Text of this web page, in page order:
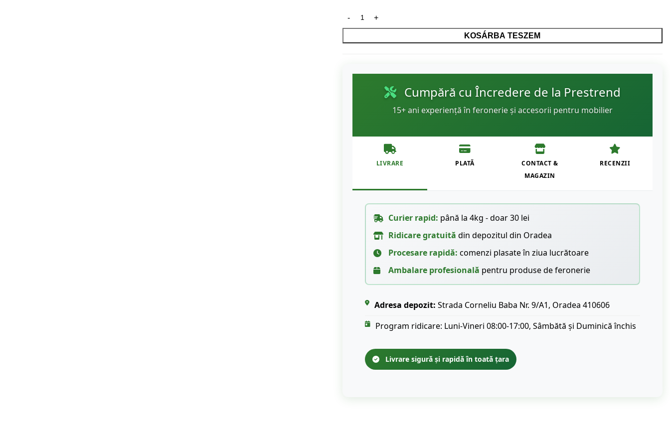
KOSÁRBA TESZEM
Cumpără cu Încredere de la Prestrend
15+ ani experiență în feronerie și accesorii pentru mobilier
LIVRARE PLATĂ
CONTACT &
MAGAZIN
RECENZII
Curier rapid: până la 4kg - doar 30 lei
Ridicare gratuită din depozitul din Oradea
Procesare rapidă: comenzi plasate în ziua lucrătoare
Ambalare profesională pentru produse de feronerie
Adresa depozit: Strada Corneliu Baba Nr. 9/A1, Oradea 410606
Program ridicare: Luni-Vineri 08:00-17:00, Sâmbătă și Duminică închis
Livrare sigură și rapidă în toată țara